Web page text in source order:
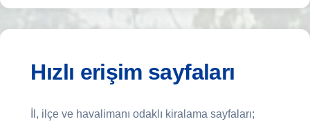
Hızlı erişim sayfaları
İl, ilçe ve havalimanı odaklı kiralama sayfaları;